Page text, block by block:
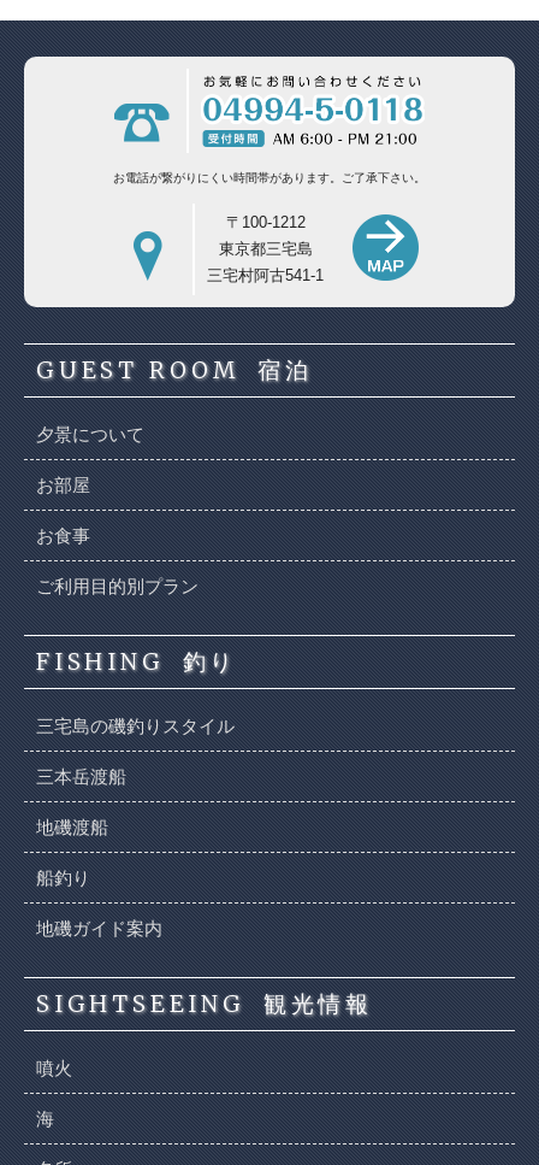
お電話が繋がりにくい時間帯があります。 ご了承下さい。
〒100-1212
東京都三宅島
三宅村阿古541-1
GUEST ROOM 宿泊
夕景について
お部屋
お食事
ご利用目的別プラン
FISHING 釣り
三宅島の磯釣りスタイル
三本岳渡船
地磯渡船
船釣り
地磯ガイド案内
SIGHTSEEING 観光情報
噴火
海